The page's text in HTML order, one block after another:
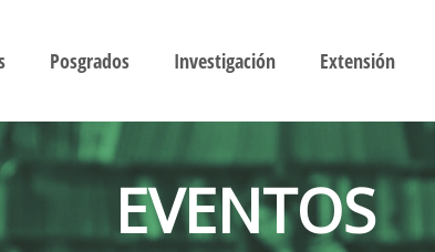
Posgrados Investigación Extensión
EVENTOS